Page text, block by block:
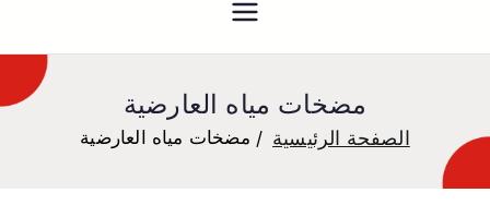
سباك صحي تسليك مجاري افضل
مضخات مياه العارضية
الصفحة الرئيسية مضخات مياه العارضية